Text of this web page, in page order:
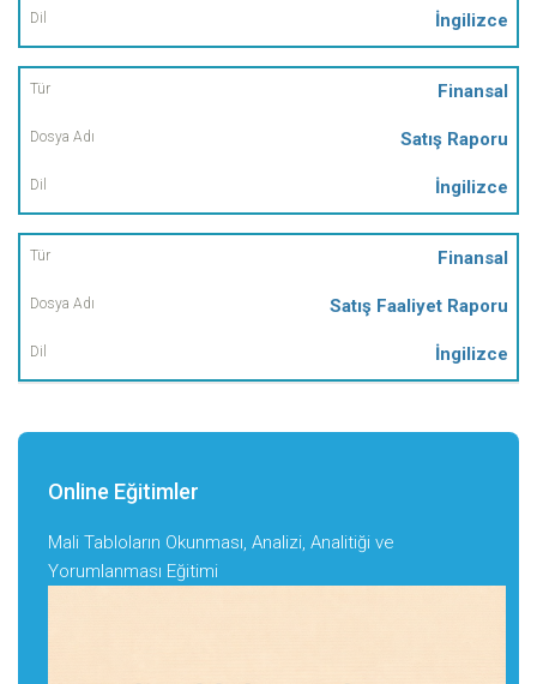
İngilizce
Finansal
Satış Raporu
İngilizce
Finansal
Satış Faaliyet Raporu
İngilizce
Online Eğitimler
Mali Tabloların Okunması, Analizi, Analitiği ve
Yorumlanması Eğitimi